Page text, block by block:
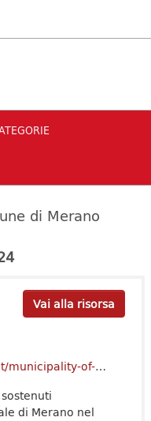
di Merano
Vai alla risorsa
2024_TELEFONO_CONSUMI.csv
di Merano nel